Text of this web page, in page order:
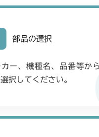
ミッション FIG4 アクスル
CMX1402RC
ミッション FIG4 アクスル
フロントデフ FIG4 ナック
CMX1402HC
部品の選択
カー、機種名、品番等か
択してください。